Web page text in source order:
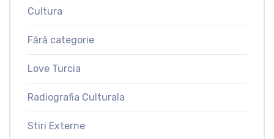
Cultura
Fără categorie
Love Turcia
Radiografia Culturala
Stiri Externe